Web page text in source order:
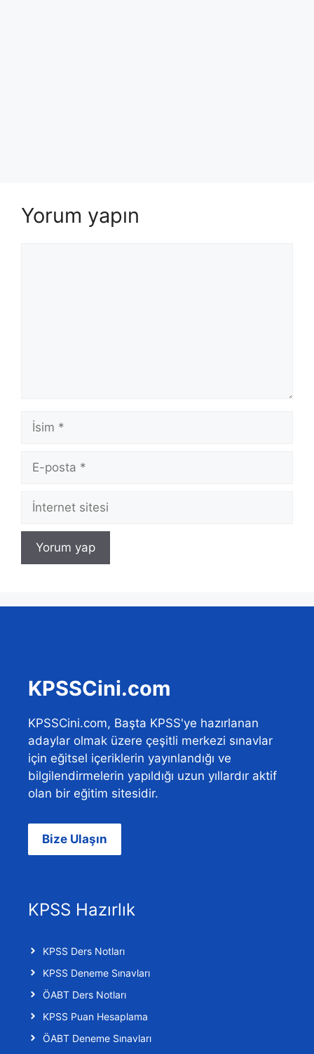
Yorum yapın
İsim
posta
İnternet
sitesi
KPSSCini.com
KPSSCini.com, Başta KPSS'ye hazırlanan
adaylar olmak üzere çeşitli merkezi sınavlar
için eğitsel içeriklerin yayınlandığı ve
bilgilendirmelerin yapıldığı uzun yıllardır aktif
olan bir eğitim sitesidir.
Bize Ulaşın
KPSS Hazırlık
KPSS Ders Notları
KPSS Deneme Sınavları
ÖABT Ders Notları
KPSS Puan Hesaplama
ÖABT Deneme Sınavları